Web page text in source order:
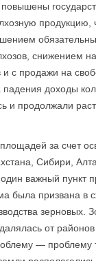
продукцию,
снижением
и с продажи на
доходы
и продолжали
за счет
Сибири,
важный пункт
была призвана в
зерновых.
от
— проблему